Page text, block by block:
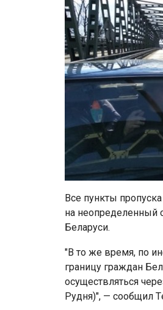
Все пункты
на неопределенный
Беларуси.
"В то же время, по
границу граждан
осуществляться
Рудня)", — сообщил